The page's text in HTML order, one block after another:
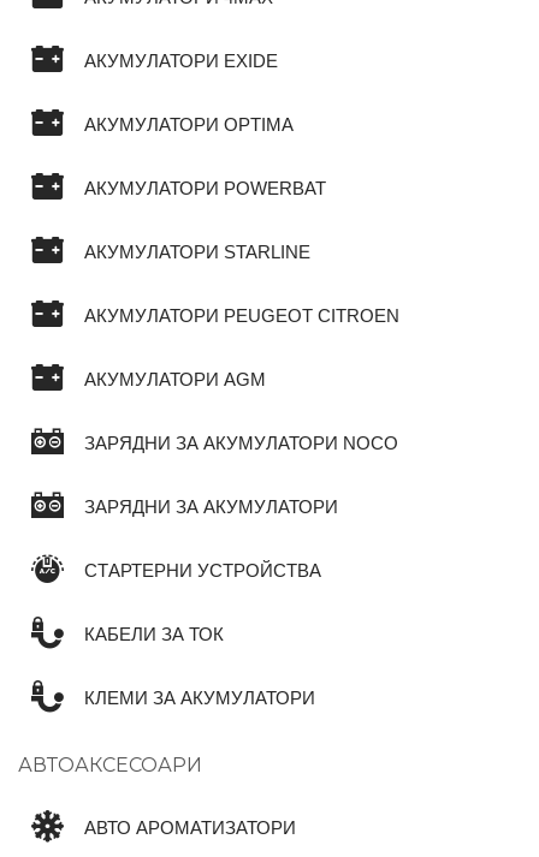
АКУМУЛАТОРИ EXIDE
АКУМУЛАТОРИ OPTIMA
АКУМУЛАТОРИ POWERBAT
АКУМУЛАТОРИ STARLINE
АКУМУЛАТОРИ PEUGEOT CITROEN
АКУМУЛАТОРИ AGM
ЗАРЯДНИ ЗА АКУМУЛАТОРИ NOCO
ЗАРЯДНИ ЗА АКУМУЛАТОРИ
СТАРТЕРНИ УСТРОЙСТВА
КАБЕЛИ ЗА ТОК
КЛЕМИ ЗА АКУМУЛАТОРИ
АВТОАКСЕСОАРИ
АВТО АРОМАТИЗАТОРИ